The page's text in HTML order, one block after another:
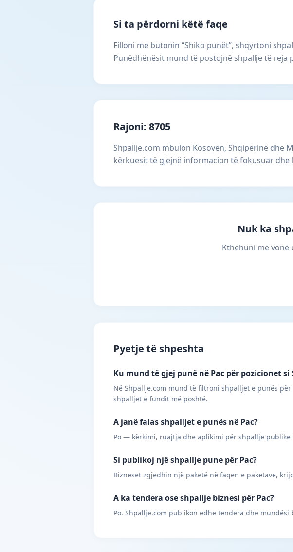
Si ta përdorni këtë faqe
Filloni me butonin “Shiko punët”, shqyrtoni
Punëdhënësit mund të postojnë shpallje të reja
Rajoni: 8705
Shpallje.com mbulon Kosovën, Shqipërinë dhe
kërkuesit të gjejnë informacion të fokusuar
Nuk ka
Kthehuni më vonë
Pyetje të shpeshta
Ku mund të gjej punë në Pac për pozicionet si
Në Shpallje.com mund të filtroni shpalljet e punës
shpalljet e fundit më poshtë.
A janë falas shpalljet e punës në Pac?
Po — kërkimi, ruajtja dhe aplikimi për shpallje publike
Si publikoj një shpallje pune për Pac?
Bizneset zgjedhin një paketë në faqen e paketave,
A ka tendera ose shpallje biznesi për Pac?
Po. Shpallje.com publikon edhe tendera dhe